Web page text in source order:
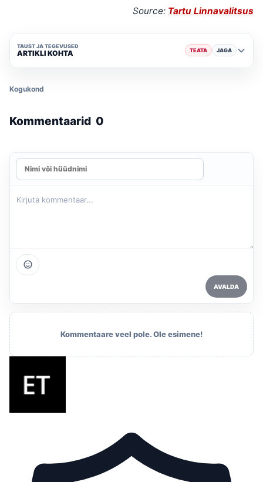
Source: Tartu Linnavalitsus
TAUST JA TEGEVUSED
ARTIKLI KOHTA TEATA JAGA
Kogukond
Kommentaarid 0
AVALDA
Kommentaare veel pole. Ole esimene!